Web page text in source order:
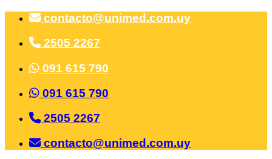
Saltar
contenido
contacto@unimed.com.uy
2505 2267
091 615 790
091 615 790
2505 2267
contacto@unimed.com.uy